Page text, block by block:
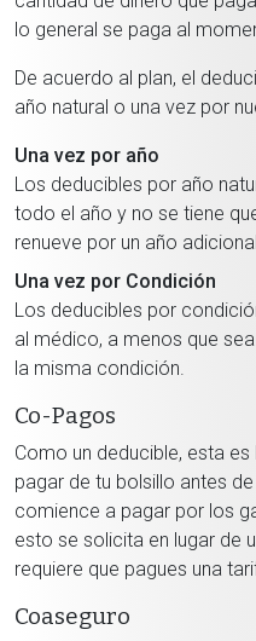
lo general se paga al
De acuerdo al plan, el
año natural o una vez por
Una vez por año
Los deducibles por año
todo el año y no se tiene
renueve por un año
Una vez por Condición
Los deducibles por
al médico, a menos que
la misma condición.
Co-Pagos
Como un deducible, esta
pagar de tu bolsillo antes
comience a pagar por los
esto se solicita en lugar de
requiere que pagues una
Coaseguro